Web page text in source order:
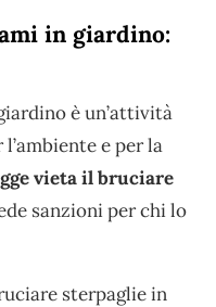
in giardino:
è un’attività
e per la
vieta il bruciare
sanzioni per chi lo
sterpaglie in